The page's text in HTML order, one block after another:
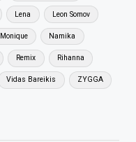
Lena Leon Somov
Monique Namika
Remix Rihanna
Vidas Bareikis ZYGGA